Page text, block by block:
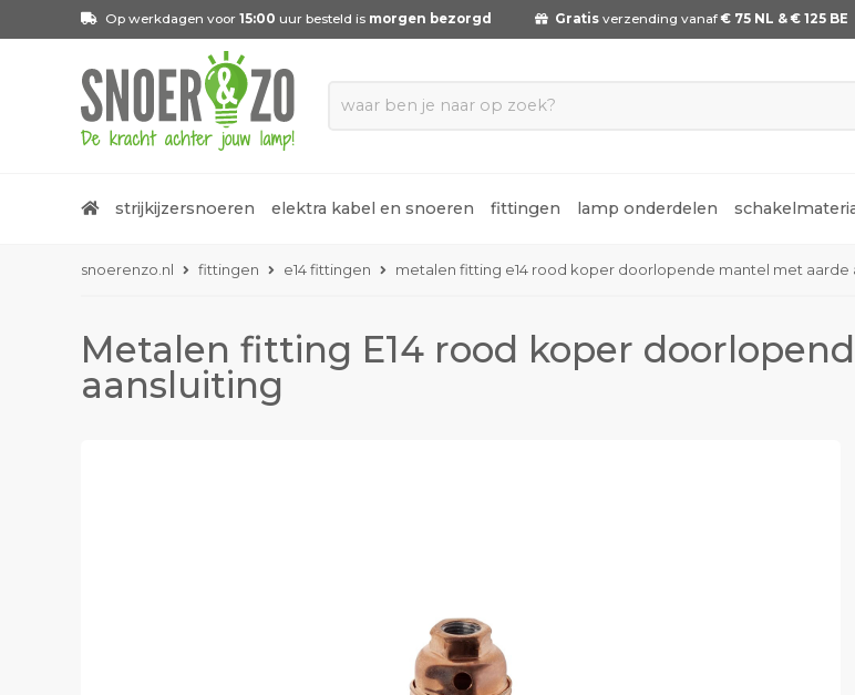
Op werkdagen voor 15:00 uur besteld is morgen bezorgd Gratis verzending vanaf € 75 NL & € 125 BE
strijkijzersnoeren elektra kabel en snoeren fittingen lamp onderdelen
snoerenzo.nl fittingen e14 fittingen metalen fitting e14 rood koper doorlopende mantel met aarde
Metalen fitting E14 rood koper
aansluiting